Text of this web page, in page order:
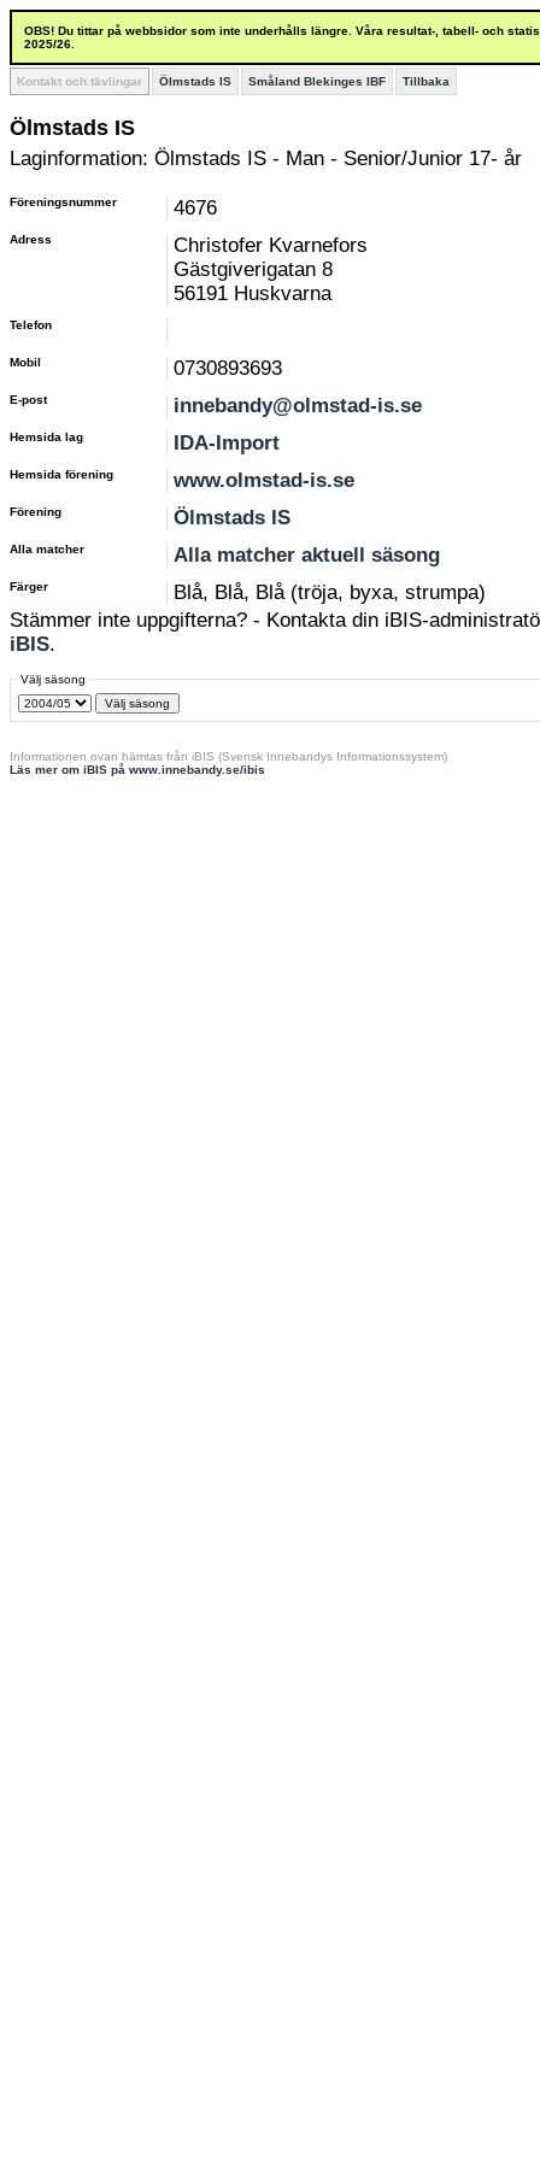
OBS! Du tittar på webbsidor som inte underhålls längre. Våra resultat-, tabell- och
2025/26.
Kontakt och tävlingar Ölmstads IS Småland Blekinges IBF Tillbaka
Ölmstads IS
Laginformation: Ölmstads IS - Man - Senior/Junior 17- år
Föreningsnummer 4676
Adress
Christofer Kvarnefors
Gästgiverigatan 8
56191 Huskvarna
Telefon
Mobil 0730893693
E-post innebandy@olmstad-is.se
Hemsida lag IDA-Import
Hemsida förening www.olmstad-is.se
Förening Ölmstads IS
Alla matcher Alla matcher aktuell säsong
Färger
Blå, Blå, Blå (tröja, byxa, strumpa)
Stämmer inte uppgifterna? - Kontakta din iBIS-
iBIS.
Välj säsong
Informationen ovan hämtas från iBIS (Svensk Innebandys Informationssystem)
Läs mer om iBIS på www.innebandy.se/ibis